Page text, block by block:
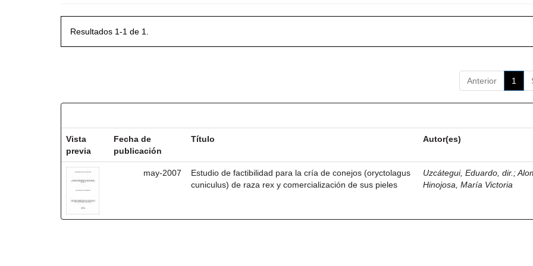
Resultados 1-1 de 1.
Anterior 1
Vista
previa
Fecha de
publicación
Título Autor(es)
may-2007
Estudio de factibilidad para la cría de conejos (oryctolagus
cuniculus) de raza rex y comercialización de sus pieles
Uzcátegui, Eduardo, dir. ;
Hinojosa, María Victoria